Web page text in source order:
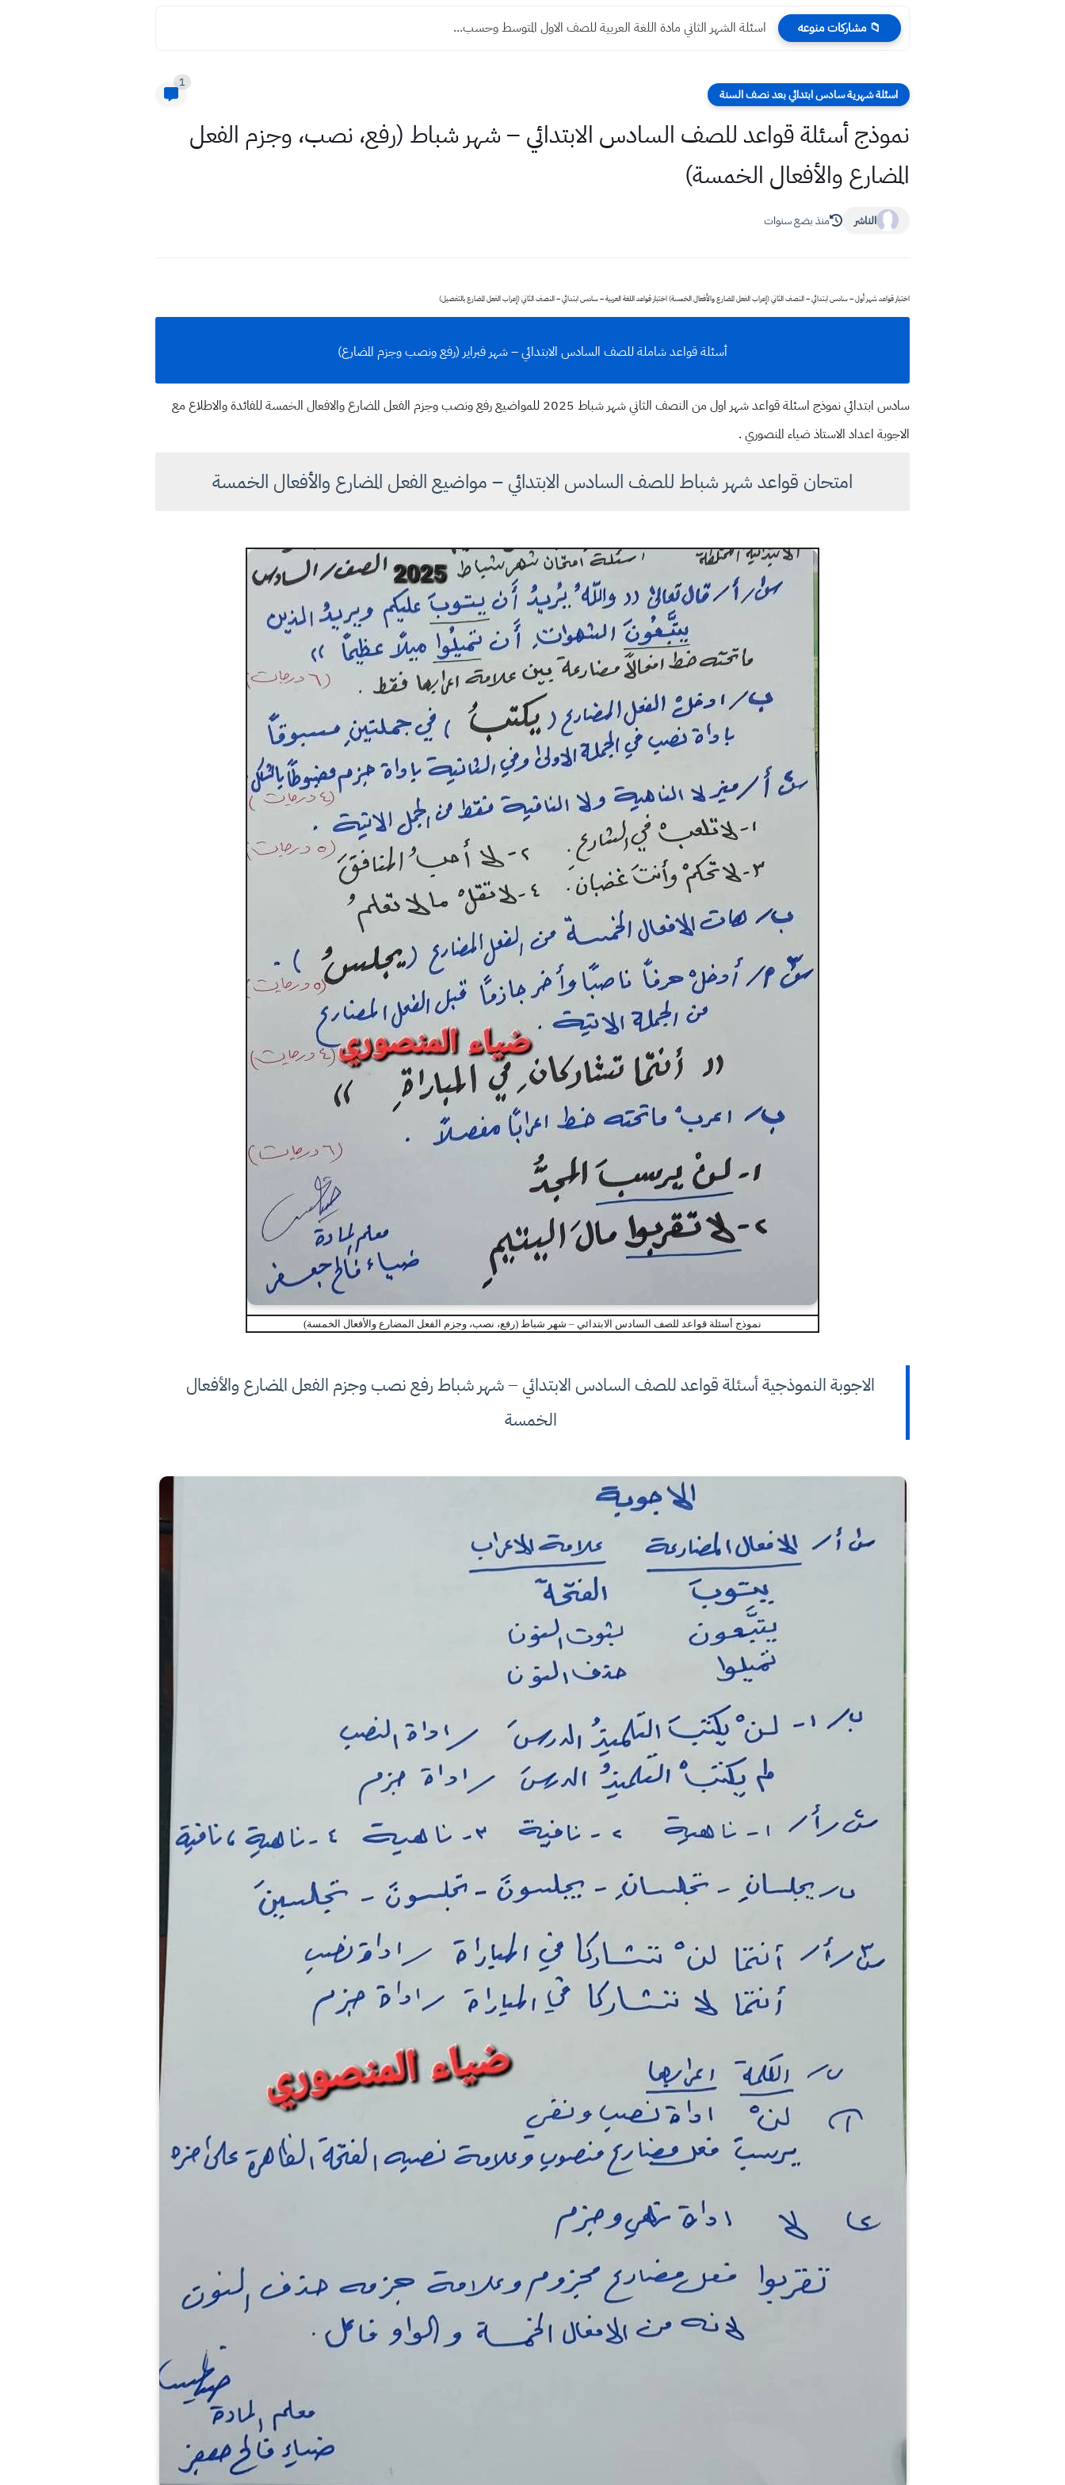
📁 مشاركات منوعه اسئلة الشهر الثاني مادة اللغة العربية للصف الاول المتوسط وحسب...
اسئلة شهرية سادس ابتدائي بعد نصف السنة
1
نموذج أسئلة قواعد للصف السادس الابتدائي – شهر شباط (رفع، نصب، وجزم الفعل
المضارع والأفعال الخمسة)
الناشر منذ بضع سنوات
اختبار قواعد شهر أول – سادس ابتدائي – النصف الثاني (إعراب الفعل المضارع والأفعال الخمسة) اختبار قواعد اللغة العربية – سادس ابتدائي – النصف الثاني (إعراب الفعل المضارع بالتفصيل)
أسئلة قواعد شاملة للصف السادس الابتدائي – شهر فبراير (رفع ونصب وجزم المضارع)
سادس ابتدائي نموذج اسئلة قواعد شهر اول من النصف الثاني شهر شباط 2025 للمواضيع رفع ونصب وجزم الفعل المضارع والافعال الخمسة للفائدة والاطلاع مع
الاجوبة اعداد الاستاذ ضياء المنصوري .
امتحان قواعد شهر شباط للصف السادس الابتدائي – مواضيع الفعل المضارع والأفعال الخمسة
نموذج أسئلة قواعد للصف السادس الابتدائي – شهر شباط (رفع، نصب، وجزم الفعل المضارع والأفعال الخمسة)
الاجوبة النموذجية أسئلة قواعد للصف السادس الابتدائي – شهر شباط رفع نصب وجزم الفعل المضارع والأفعال
الخمسة